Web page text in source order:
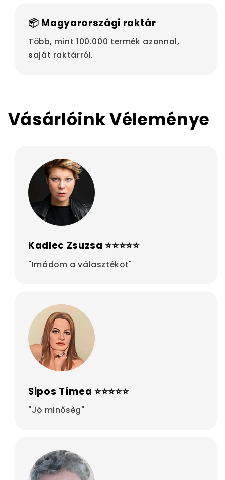
📦 Magyarországi raktár
Több, mint 100.000 termék azonnal,
saját raktárról.
Vásárlóink Véleménye
Kadlec Zsuzsa ⭐⭐⭐⭐⭐
"Imádom a választékot"
Sipos Tímea ⭐⭐⭐⭐⭐
"Jó minősèg"